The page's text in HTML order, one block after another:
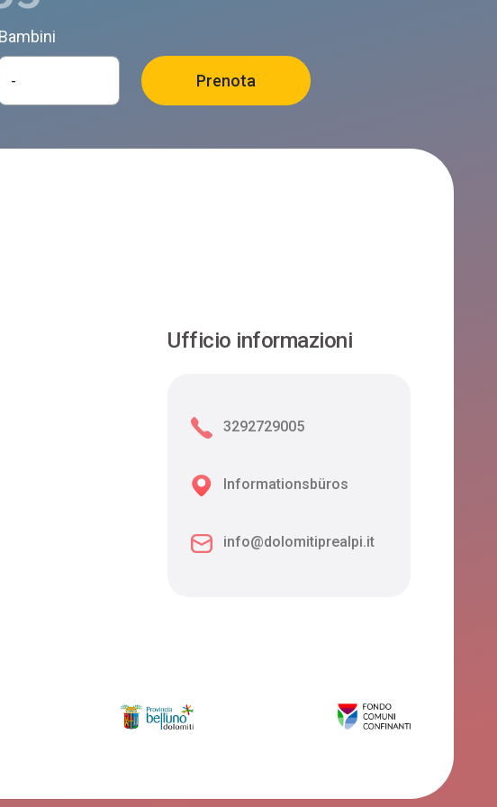
Bambini
Ufficio informazioni
3292729005
Informationsbüros
info@dolomitiprealpi.it